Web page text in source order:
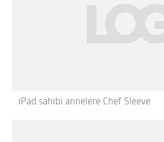
iPad sahibi annelere Chef Sleeve